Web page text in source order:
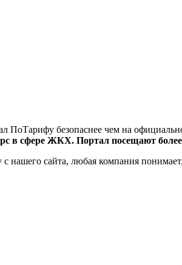
ПоТарифу безопаснее чем на
в сфере ЖКХ. Портал посещают
с нашего сайта, любая компания